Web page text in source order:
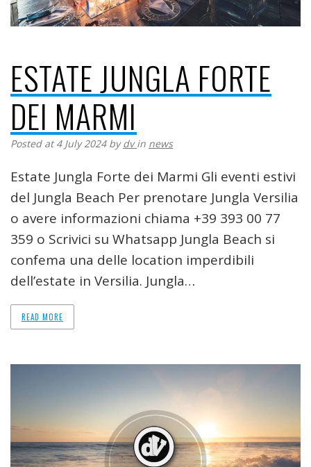
ESTATE JUNGLA FORTE
DEI MARMI
Posted at 4 July 2024 bydvin news
Estate Jungla Forte dei Marmi Gli eventi estivi
del Jungla Beach Per prenotare Jungla Versilia
o avere informazioni chiama +39 393 00 77
359 o Scrivici su Whatsapp Jungla Beach si
confema una delle location imperdibili
dell’estate in Versilia. Jungla…
READ MORE